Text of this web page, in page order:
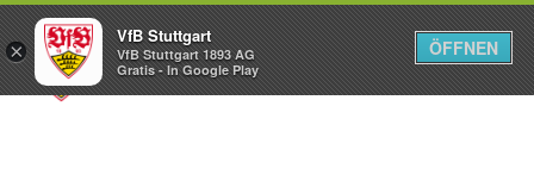
Menü
×
VfB Stuttgart
VfB Stuttgart 1893 AG
Gratis - In Google Play
ÖFFNEN